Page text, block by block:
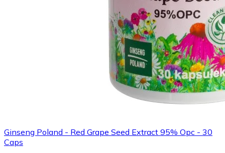
Ginseng Poland - Red Grape Seed Extract 95% Opc - 30
Caps